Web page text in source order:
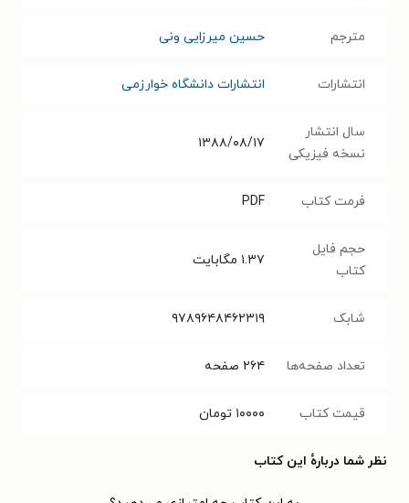
مترجم حسین میرزایی ونی
انتشارات انتشارات دانشگاه خوارزمی
سال انتشار
نسخه فیزیکی
۱۳۸۸/۰۸/۱۷
فرمت کتاب PDF
حجم فایل
کتاب
۱.۳۷ مگابایت
شابک ۹۷۸۹۶۴۸۴۶۲۳۱۹
تعداد صفحه‌ها ۲۶۴ صفحه
قیمت کتاب ۱۰۰۰۰ تومان
نظر شما دربارهٔ این کتاب